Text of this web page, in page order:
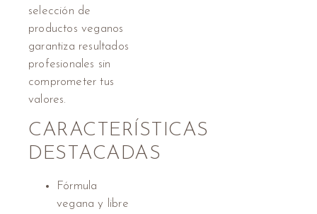
selección de
productos veganos
garantiza resultados
profesionales sin
comprometer tus
valores.
CARACTERÍSTICAS
DESTACADAS
Fórmula
vegana y libre